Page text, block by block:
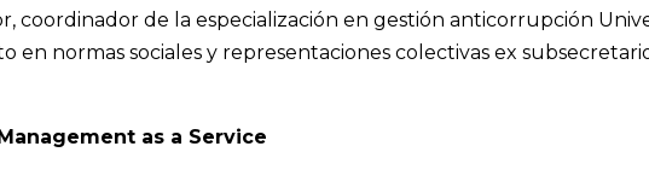
coordinador de la especialización en gestión anticorrupción
en normas sociales y representaciones colectivas ex
Management as a Service